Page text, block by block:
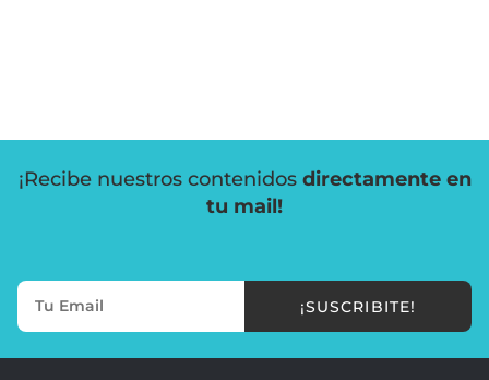
¡Recibe nuestros contenidos directamente en
tu mail!
¡SUSCRIBITE!